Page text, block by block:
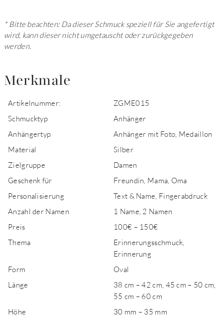
* Bitte beachten: Da dieser Schmuck speziell für Sie angefertigt
wird, kann dieser nicht umgetauscht oder zurückgegeben
werden.
Merkmale
Artikelnummer:
ZGME015
Schmucktyp
Anhänger
Anhängertyp
Anhänger mit Foto, Medaillon
Material
Silber
Zielgruppe
Damen
Geschenk für
Freundin, Mama, Oma
Personalisierung
Text & Name, Fingerabdruck
Anzahl der Namen
1 Name, 2 Namen
Preis
100€ – 150€
Thema
Erinnerungsschmuck,
Erinnerung
Form
Oval
Länge
38 cm – 42 cm, 45 cm – 50 cm,
55 cm – 60 cm
Höhe
30 mm – 35 mm